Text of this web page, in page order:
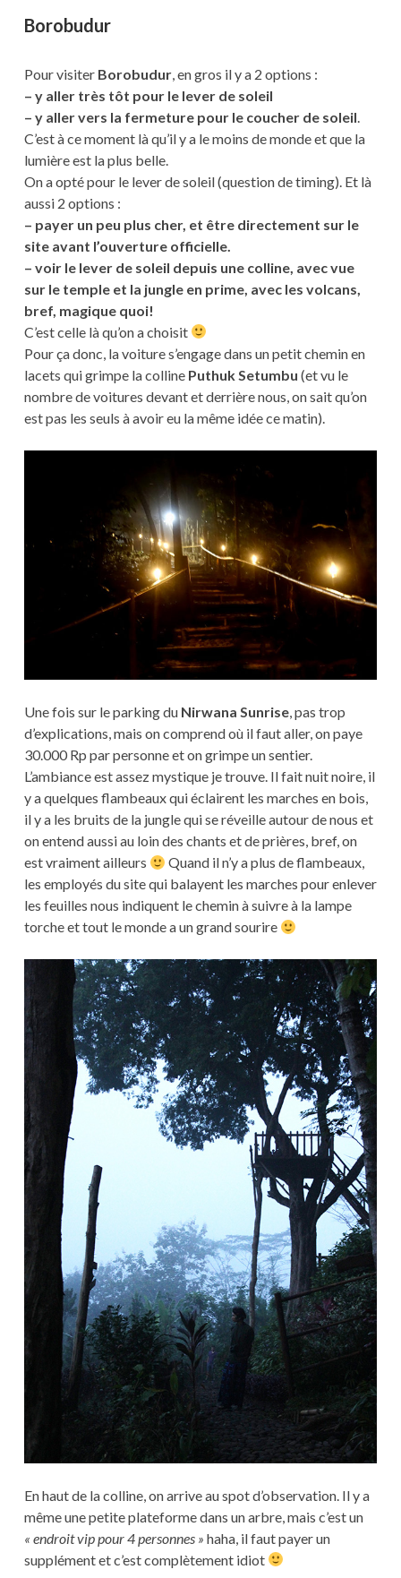
Borobudur
Pour visiter Borobudur, en gros il y a 2 options :
– y aller très tôt pour le lever de soleil
– y aller vers la fermeture pour le coucher de soleil
C’est à ce moment là qu’il y a le moins de monde et que la
lumière est la plus belle.
On a opté pour le lever de soleil (question de timing). Et là
aussi 2 options :
– payer un peu plus cher, et être directement sur le
site avant l’ouverture officielle.
– voir le lever de soleil depuis une colline, avec vue
sur le temple et la jungle en prime, avec les volcans,
bref, magique quoi!
C’est celle là qu’on a choisit
Pour ça donc, la voiture s’engage dans un petit chemin en
lacets qui grimpe la colline Puthuk Setumbu (et vu le
nombre de voitures devant et derrière nous, on sait qu’on
est pas les seuls à avoir eu la même idée ce matin).
Une fois sur le parking du Nirwana Sunrise, pas trop
d’explications, mais on comprend où il faut aller, on paye
30.000 Rp par personne et on grimpe un sentier.
L’ambiance est assez mystique je trouve. Il fait nuit noire, il
y a quelques flambeaux qui éclairent les marches en bois,
il y a les bruits de la jungle qui se réveille autour de nous et
on entend aussi au loin des chants et de prières, bref, on
est vraiment ailleurs
Quand il n’y a plus de flambeaux,
les employés du site qui balayent les marches pour enlever
les feuilles nous indiquent le chemin à suivre à la lampe
torche et tout le monde a un grand sourire
En haut de la colline, on arrive au spot d’observation. Il y a
même une petite plateforme dans un arbre, mais c’est un
« endroit vip pour 4 personnes » haha, il faut payer un
supplément et c’est complètement idiot